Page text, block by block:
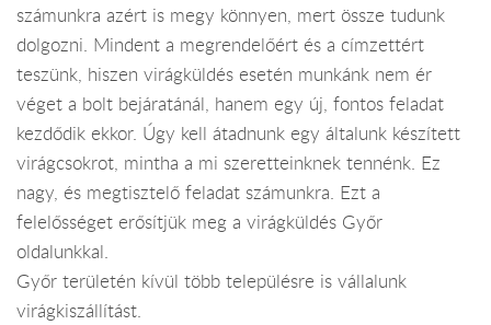
számunkra azért is megy könnyen, mert össze tudunk
dolgozni. Mindent a megrendelőért és a címzettért
teszünk, hiszen virágküldés esetén munkánk nem ér
véget a bolt bejáratánál, hanem egy új, fontos feladat
kezdődik ekkor. Úgy kell átadnunk egy általunk készített
virágcsokrot, mintha a mi szeretteinknek tennénk. Ez
nagy, és megtisztelő feladat számunkra. Ezt a
felelősséget erősítjük meg a virágküldés Győr
oldalunkkal.
Győr területén kívül több településre is vállalunk
virágkiszállítást.